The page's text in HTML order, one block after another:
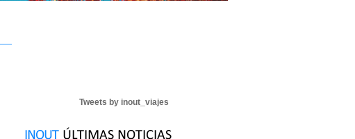
Tweets by inout_viajes